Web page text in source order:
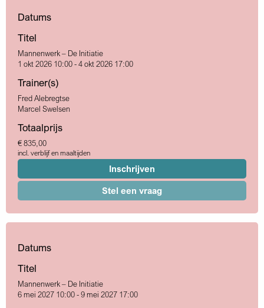
Datums
Titel
Mannenwerk – De Initiatie
1 okt 2026 10:00 - 4 okt 2026 17:00
Trainer(s)
Fred Alebregtse
Marcel Swelsen
Totaalprijs
€ 835,00
incl. verblijf en maaltijden
Inschrijven
Stel een vraag
Datums
Titel
Mannenwerk – De Initiatie
6 mei 2027 10:00 - 9 mei 2027 17:00